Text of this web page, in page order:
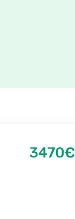
3470€